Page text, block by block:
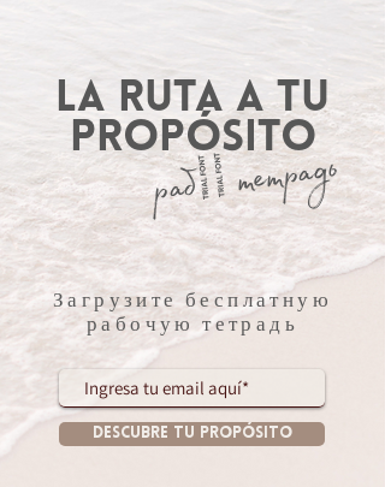
рабочая тетрадь
La Ruta a tu
Propósito
Загрузите бесплатную
рабочую тетрадь
Descubre tu propósito